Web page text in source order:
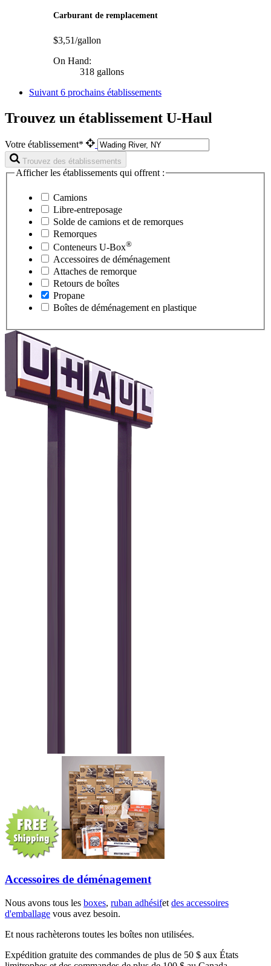
Carburant de remplacement
$3,51/gallon
On Hand:
318 gallons
Suivant 6 prochains établissements
Trouvez un établissement U-Haul
Votre établissement*
Trouvez des établissements
Afficher les établissements qui offrent :
Camions
Libre-entreposage
Solde de camions et de remorques
Remorques
Conteneurs U-Box®
Accessoires de déménagement
Attaches de remorque
Retours de boîtes
Propane
Boîtes de déménagement en plastique
Accessoires de déménagement
Nous avons tous les boxes, ruban adhésifet des accessoires
d'emballage vous avez besoin.
Et nous rachèterons toutes les boîtes non utilisées.
Expédition gratuite des commandes de plus de 50 $ aux États